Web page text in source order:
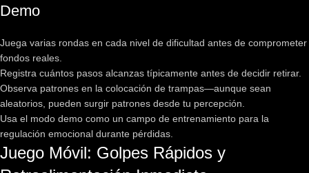
Demo
Juega varias rondas en cada nivel de dificultad antes de comprometer
fondos reales.
Registra cuántos pasos alcanzas típicamente antes de decidir retirar.
Observa patrones en la colocación de trampas—aunque sean
aleatorios, pueden surgir patrones desde tu percepción.
Usa el modo demo como un campo de entrenamiento para la
regulación emocional durante pérdidas.
Juego Móvil: Golpes Rápidos y